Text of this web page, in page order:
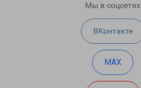
Мы в соцсетях
ВКонтакте
MAX